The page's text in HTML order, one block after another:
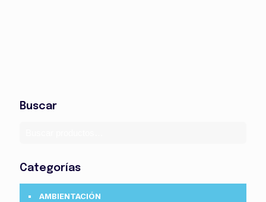
Buscar
Categorías
AMBIENTACIÓN